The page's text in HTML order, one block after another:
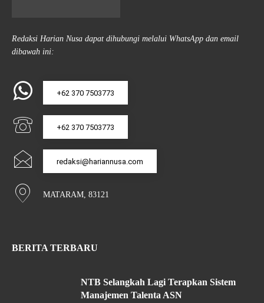
Redaksi Harian Nusa dapat dihubungi melalui WhatsApp dan email
dibawah ini:
+62 370 7503773
+62 370 7503773
redaksi@hariannusa.com
MATARAM, 83121
BERITA TERBARU
NTB Selangkah Lagi Terapkan Sistem
Manajemen Talenta ASN